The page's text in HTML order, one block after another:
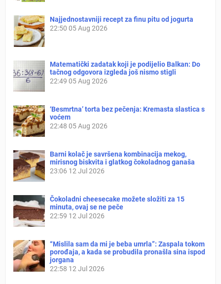
Najjednostavniji recept za finu pitu od jogurta
22:50 05 Aug 2026
Matematički zadatak koji je podijelio Balkan: Do
tačnog odgovora izgleda još nismo stigli
22:49 05 Aug 2026
‘Besmrtna’ torta bez pečenja: Kremasta slastica s
voćem
22:48 05 Aug 2026
Barni kolač je savršena kombinacija mekog,
mirisnog biskvita i glatkog čokoladnog ganaša
23:06 12 Jul 2026
Čokoladni cheesecake možete složiti za 15
minuta, ovaj se ne peče
22:59 12 Jul 2026
“Mislila sam da mi je beba umrla”: Zaspala tokom
porođaja, a kada se probudila pronašla sina ispod
jorgana
22:58 12 Jul 2026